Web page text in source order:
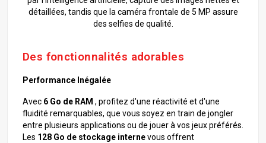
détaillées, tandis que la caméra frontale de 5 MP assure
des selfies de qualité.
Des fonctionnalités adorables
Performance Inégalée
Avec 6 Go de RAM , profitez d'une réactivité et d'une
fluidité remarquables, que vous soyez en train de jongler
entre plusieurs applications ou de jouer à vos jeux préférés.
Les 128 Go de stockage internevous offrent